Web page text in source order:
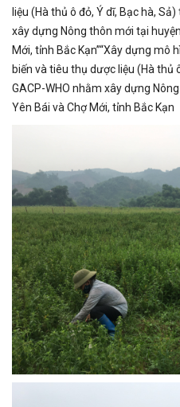
liệu (Hà thủ ô đỏ, Ý dĩ, Bạc hà,
xây dựng Nông thôn mới tại
Mới, tỉnh Bắc Kạn”“Xây dựng mô
biến và tiêu thụ dược liệu (Hà thủ
GACP-WHO nhằm xây dựng
Yên Bái và Chợ Mới, tỉnh Bắc Kạn